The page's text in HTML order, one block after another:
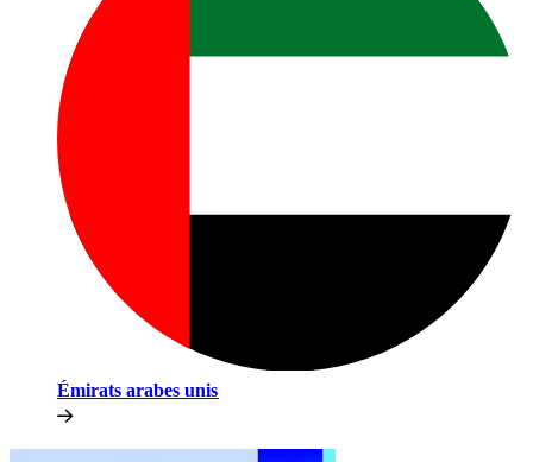
Émirats arabes unis​​